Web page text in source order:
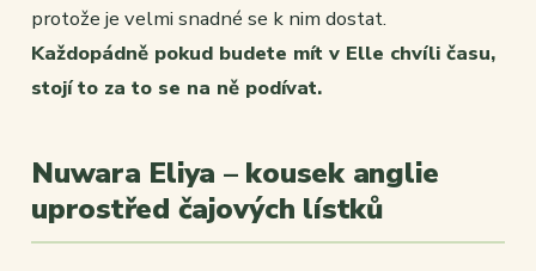
protože je velmi snadné se k nim dostat.
Každopádně pokud budete mít v Elle chvíli času,
stojí to za to se na ně podívat.
Nuwara Eliya – kousek anglie
uprostřed čajových lístků